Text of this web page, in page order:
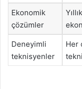
Ekonomik
çözümler
Deneyimli
teknisyenler
Her